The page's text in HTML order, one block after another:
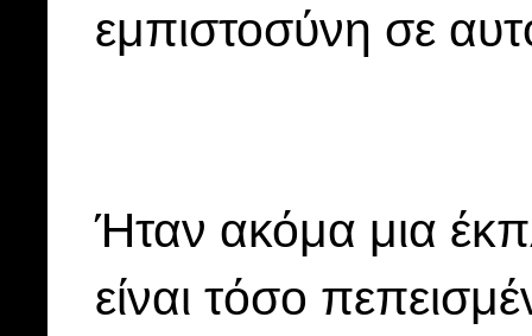
εμπιστοσύνη σε
Ήταν ακόμα μια
είναι τόσο